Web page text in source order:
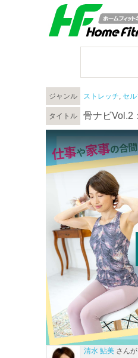
ジャンル ストレッチ, セ
タイトル 骨ナビVol.2
清水 鮎美 さん